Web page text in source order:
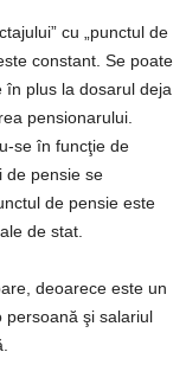
cu „punctul de
constant. Se poate
în plus la dosarul deja
pensionarului.
se în funcţie de
de pensie se
de pensie este
de stat.
deoarece este un
persoană şi salariul